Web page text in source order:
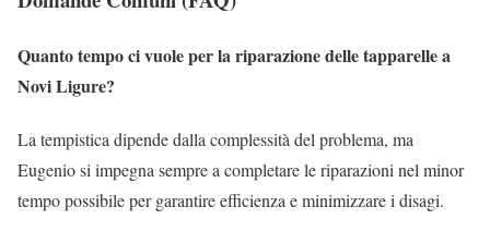
Quanto tempo ci vuole per la riparazione delle tapparelle a
Novi Ligure?
La tempistica dipende dalla complessità del problema, ma
Eugenio si impegna sempre a completare le riparazioni nel minor
tempo possibile per garantire efficienza e minimizzare i disagi.